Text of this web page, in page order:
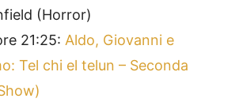
(Horror)
21:25: Aldo, Giovanni e
Tel chi el telun – Seconda